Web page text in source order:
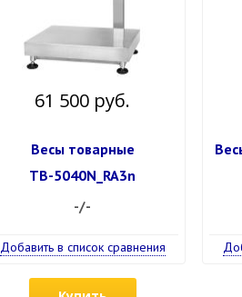
61 500 руб.
Весы товарные
ТВ-5040N_RA3n
-/-
Добавить в список сравнения